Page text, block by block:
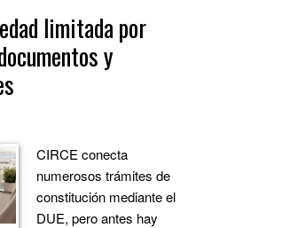
limitada por
y
CIRCE conecta
numerosos trámites de
constitución mediante el
DUE, pero antes hay